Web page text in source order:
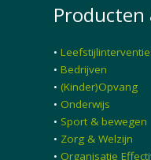
Producten
•
• Bedrijven
• (Kinder)Opvang
• Onderwijs
• Sport & bewegen
• Zorg & Welzijn
• Organisatie